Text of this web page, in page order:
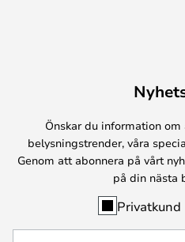
Önskar du information
belysningstrender, våra
Genom att abonnera på vårt
på din nästa
Privatkund